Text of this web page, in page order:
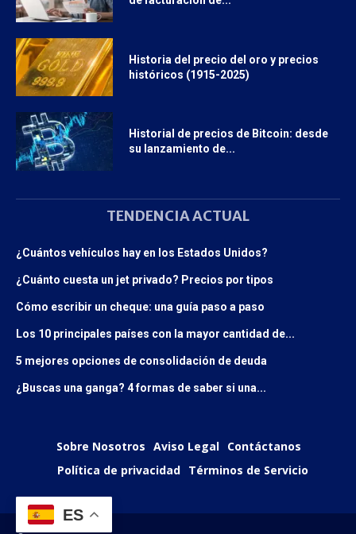
Historia del precio del oro y precios
históricos (1915-2025)
Historial de precios de Bitcoin: desde
su lanzamiento de...
TENDENCIA ACTUAL
¿Cuántos vehículos hay en los Estados Unidos?
¿Cuánto cuesta un jet privado? Precios por tipos
Cómo escribir un cheque: una guía paso a paso
Los 10 principales países con la mayor cantidad de...
5 mejores opciones de consolidación de deuda
¿Buscas una ganga? 4 formas de saber si una...
Sobre Nosotros Aviso Legal Contáctanos
Política de privacidad Términos de Servicio
ES